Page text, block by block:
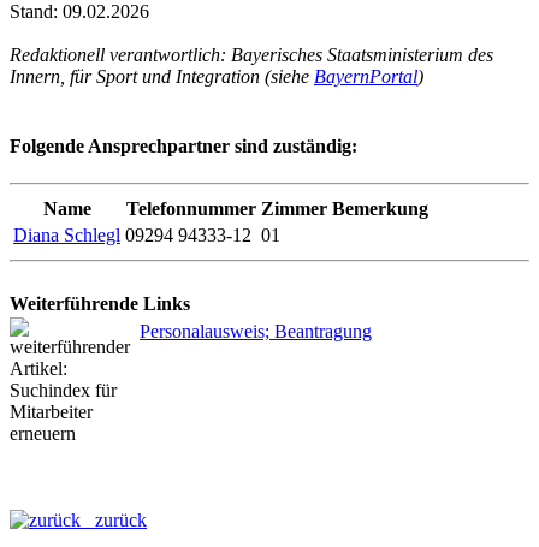
Stand: 09.02.2026
Redaktionell verantwortlich: Bayerisches Staatsministerium des
Innern, für Sport und Integration (siehe BayernPortal)
Folgende Ansprechpartner sind zuständig:
Name Telefonnummer Zimmer Bemerkung
Diana Schlegl 09294 94333-12 01
Weiterführende Links
Personalausweis; Beantragung
zurück